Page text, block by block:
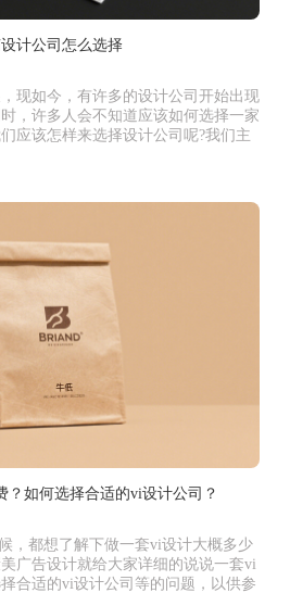
计公司怎么选择
现如今，有许多的设计公司开始出现
，许多人会不知道应该如何选择一家
应该怎样来选择设计公司呢?我们主
？如何选择合适的vi设计公司？
，都想了解下做一套vi设计大概多少
广告设计就给大家详细的说说一套vi
合适的vi设计公司等的问题，以供参